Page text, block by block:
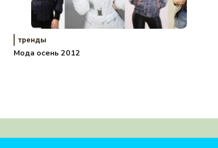
тренды
Мода осень 2012